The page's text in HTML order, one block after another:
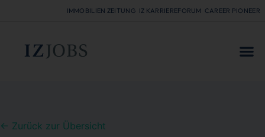
IMMOBILIEN ZEITUNG IZ KARRIEREFORUM CAREER PIONEER
← Zurück zur Übersicht